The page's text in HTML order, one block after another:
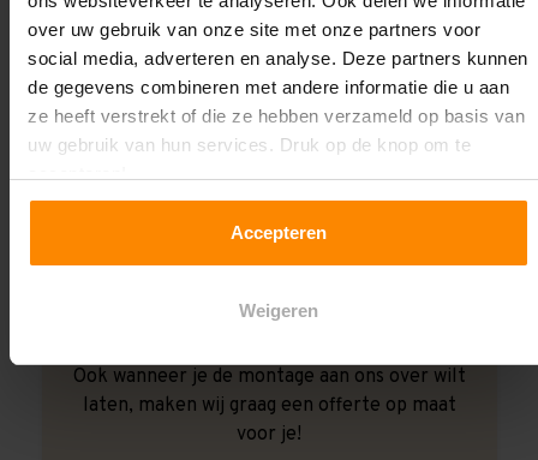
over uw gebruik van onze site met onze partners voor
social media, adverteren en analyse. Deze partners kunnen
de gegevens combineren met andere informatie die u aan
ze heeft verstrekt of die ze hebben verzameld op basis van
uw gebruik van hun services. Druk op de knop om te
Accepteren
Weigeren
Ook wanneer je de montage aan ons over wilt
laten, maken wij graag een offerte op maat
voor je!